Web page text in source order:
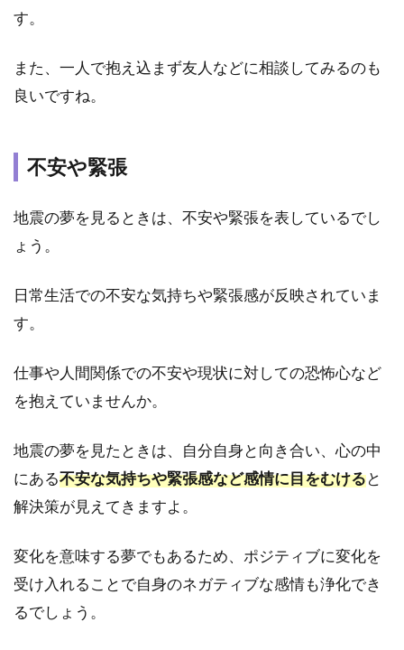
地震
う夢
⑧エ
レベ
ーの
地震
2.9
⑨電
てい
る時
に地
震が
夢
2.10
⑩地震
す。
また、一人で抱え込まず友人などに相談してみるのも
良いですね。
不安や緊張
地震の夢を見るときは、不安や緊張を表しているでし
ょう。
日常生活での不安な気持ちや緊張感が反映されていま
す。
仕事や人間関係での不安や現状に対しての恐怖心など
を抱えていませんか。
地震の夢を見たときは、自分自身と向き合い、心の中
にある不安な気持ちや緊張感など感情に目をむけると
解決策が見えてきますよ。
変化を意味する夢でもあるため、ポジティブに変化を
受け入れることで自身のネガティブな感情も浄化でき
るでしょう。